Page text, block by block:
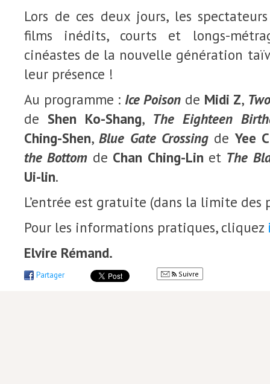
Lors de ces deux jours, les
films inédits, courts et longs-
cinéastes de la nouvelle génération
leur présence !
Au programme : Ice Poison de Midi Z,
de Shen Ko-Shang, The Eighteen
Ching-Shen,Blue Gate Crossing de Yee
the Bottom de Chan Ching-Lin et The
Ui-lin.
L’entrée est gratuite (dans la limite des
Pour les informations pratiques, cliquez
Elvire Rémand.
Partager Suivre